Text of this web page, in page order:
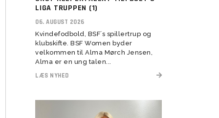
herresenior
Assistenttrænere søges til
BSF Talent (U13-U17)
LIGA TRUPPEN (1)
06. AUGUST 2026
Kvindefodbold, BSF´s spillertrup og
klubskifte. BSF Women byder
velkommen til Alma Mørch Jensen,
Alma er en ung talen...
LÆS NYHED